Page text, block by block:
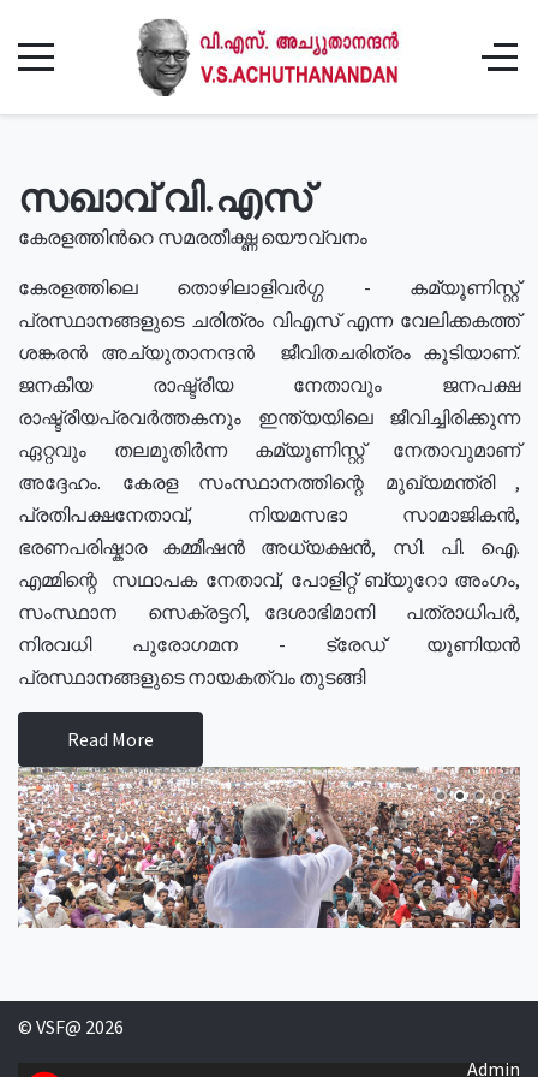
സഖാവ് വി.എസ്
കേരളത്തിൻറെ സമരതീക്ഷ്ണ യൌവ്വനം
കേരളത്തിലെ തൊഴിലാളിവർഗ്ഗ - കമ്യൂണിസ്റ്റ്
പ്രസ്ഥാനങ്ങളുടെ ചരിത്രം വിഎസ് എന്ന വേലിക്കകത്ത്
ശങ്കരൻ അച്യുതാനന്ദൻ ജീവിതചരിത്രം കൂടിയാണ്.
ജനകീയ രാഷ്ട്രീയ നേതാവും ജനപക്ഷ
രാഷ്ട്രീയപ്രവർത്തകനും ഇന്ത്യയിലെ ജീവിച്ചിരിക്കുന്ന
ഏറ്റവും തലമുതിർന്ന കമ്യൂണിസ്റ്റ് നേതാവുമാണ്
അദ്ദേഹം. കേരള സംസ്ഥാനത്തിന്റെ മുഖ്യമന്ത്രി ,
പ്രതിപക്ഷനേതാവ്, നിയമസഭാ സാമാജികൻ,
ഭരണപരിഷ്കാര കമ്മീഷൻ അധ്യക്ഷൻ, സി. പി. ഐ.
എമ്മിന്റെ സഥാപക നേതാവ്, പോളിറ്റ് ബ്യുറോ അംഗം,
സംസ്ഥാന സെക്രട്ടറി, ദേശാഭിമാനി പത്രാധിപർ,
നിരവധി പുരോഗമന - ട്രേഡ് യൂണിയൻ
പ്രസ്ഥാനങ്ങളുടെ നായകത്വം തുടങ്ങി
Read More
© VSF@ 2026
Admin